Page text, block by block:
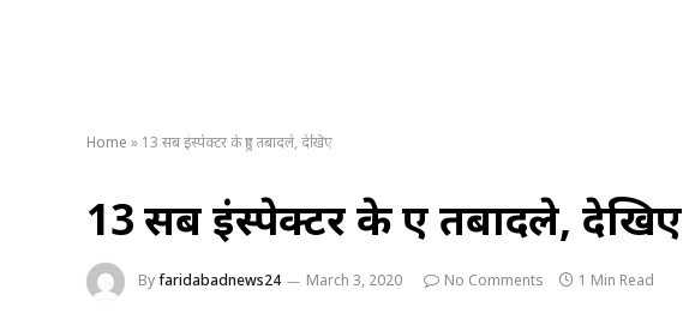
Home » 13 सब इंस्पेक्टर के हुए तबादले, देखिए
13 सब इंस्पेक्टर के हुए तबादले, देखिए
Byfaridabadnews24 March 3, 2020 No Comments 1 Min Read